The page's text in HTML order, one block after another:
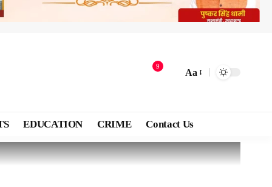
9
Aa
EDUCATION CRIME Contact Us